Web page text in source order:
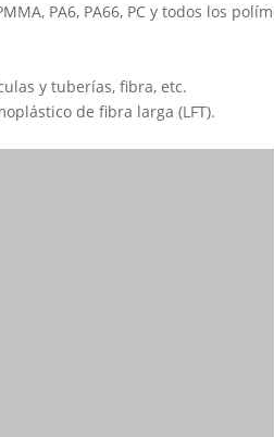
PA6, PA66, PC y todos los
y tuberías, fibra, etc.
de fibra larga (LFT).